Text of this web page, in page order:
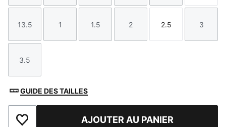
Taille
13.5
Taille
1
Taille
1.5
Taille
2
Taille
2.5
Taille
3
Taille
3.5
GUIDE DES TAILLES
Ajouter à la liste de souhaits
AJOUTER AU PANIER